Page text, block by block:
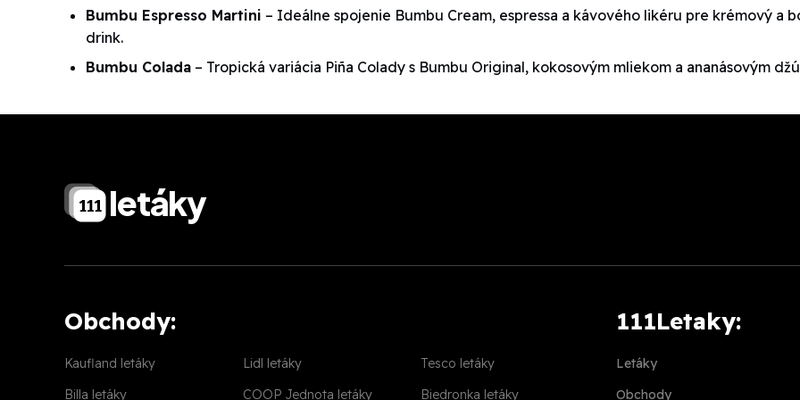
Bumbu Espresso Martini – Ideálne spojenie Bumbu Cream, espressa a kávového likéru pre krémový a
drink.
Bumbu Colada – Tropická variácia Piña Colady s Bumbu Original, kokosovým mliekom a ananásovým
letáky
Obchody:
Kaufland letáky Lidl letáky
Tesco letáky
Billa letáky
COOP Jednota letáky Biedronka letáky
111Letaky:
Letáky
Obchody